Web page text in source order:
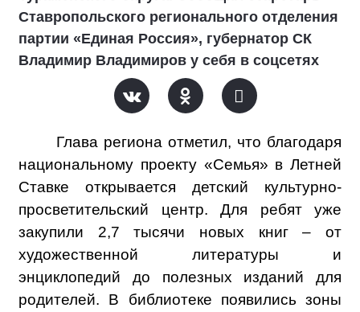
Ставропольского регионального отделения
партии «Единая Россия», губернатор СК
Владимир Владимиров у себя в соцсетях
Глава региона отметил, что благодаря
национальному проекту «Семья» в Летней
Ставке открывается детский культурно-
просветительский центр. Для ребят уже
закупили 2,7 тысячи новых книг – от
художественной литературы и
энциклопедий до полезных изданий для
родителей. В библиотеке появились зоны